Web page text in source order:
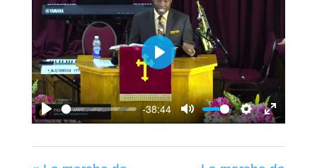
Play
-38:44
Mute Settings
Enter
Play